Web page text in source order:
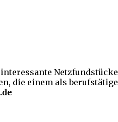
Netzfundstücke
die einem als berufstätige